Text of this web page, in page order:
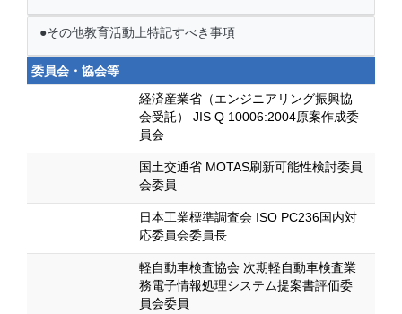
●その他教育活動上特記すべき事項
委員会・協会等
経済産業省（エンジニアリング振興協
会受託） JIS Q 10006:2004原案作成委
員会
国土交通省 MOTAS刷新可能性検討委員
会委員
日本工業標準調査会 ISO PC236国内対
応委員会委員長
軽自動車検査協会 次期軽自動車検査業
務電子情報処理システム提案書評価委
員会委員